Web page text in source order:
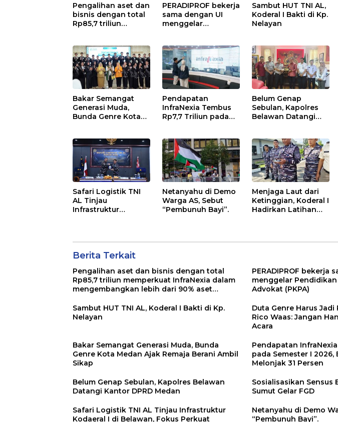
Pengalihan aset dan
bisnis dengan total
Rp85,7 triliun
mengembangkan
lebih dari 90% aset
jaringan Telkom
PERADIPROF bekerja
sama dengan UI
menggelar
(PKPA)
Sambut HUT TNI AL,
Koderal I Bakti di Kp.
Nelayan
Bakar Semangat
Generasi Muda,
Bunda Genre Kota
Pendapatan
InfraNexia Tembus
Rp7,7 Triliun pada
Melonjak 31 Persen
Belum Genap
Sebulan, Kapolres
Belawan Datangi
Safari Logistik TNI
AL Tinjau
Infrastruktur
Operasional
Netanyahu di Demo
Warga AS, Sebut
“Pembunuh Bayi”.
Menjaga Laut dari
Ketinggian, Koderal I
Hadirkan Latihan
Berita Terkait
Pengalihan aset dan bisnis dengan total
Rp85,7 triliun memperkuat InfraNexia dalam
mengembangkan lebih dari 90% aset
PERADIPROF bekerja
menggelar
Advokat (PKPA)
Sambut HUT TNI AL, Koderal I Bakti di Kp.
Nelayan
Duta Genre Harus Jadi
Rico Waas: Jangan
Acara
Bakar Semangat Generasi Muda, Bunda
Genre Kota Medan Ajak Remaja Berani Ambil
Sikap
Pendapatan
pada Semester I 2026,
Melonjak 31 Persen
Belum Genap Sebulan, Kapolres Belawan
Datangi Kantor DPRD Medan
Sosialisasikan Sensus
Sumut Gelar FGD
Safari Logistik TNI AL Tinjau Infrastruktur
Kodaeral I di Belawan, Fokus Perkuat
Netanyahu di Demo
“Pembunuh Bayi”.